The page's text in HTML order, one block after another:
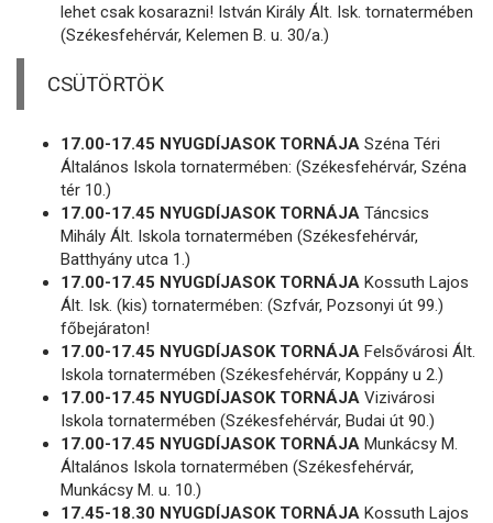
lehet csak kosarazni! István Király Ált. Isk. tornatermében
(Székesfehérvár, Kelemen B. u. 30/a.)
CSÜTÖRTÖK
17.00-17.45 NYUGDÍJASOK TORNÁJA Széna Téri
Általános Iskola tornatermében: (Székesfehérvár, Széna
tér 10.)
17.00-17.45 NYUGDÍJASOK TORNÁJA Táncsics
Mihály Ált. Iskola tornatermében (Székesfehérvár,
Batthyány utca 1.)
17.00-17.45 NYUGDÍJASOK TORNÁJA Kossuth Lajos
Ált. Isk. (kis) tornatermében: (Szfvár, Pozsonyi út 99.)
főbejáraton!
17.00-17.45 NYUGDÍJASOK TORNÁJA Felsővárosi Ált.
Iskola tornatermében (Székesfehérvár, Koppány u 2.)
17.00-17.45 NYUGDÍJASOK TORNÁJA Vizivárosi
Iskola tornatermében (Székesfehérvár, Budai út 90.)
17.00-17.45 NYUGDÍJASOK TORNÁJA Munkácsy M.
Általános Iskola tornatermében (Székesfehérvár,
Munkácsy M. u. 10.)
17.45-18.30 NYUGDÍJASOK TORNÁJA Kossuth Lajos